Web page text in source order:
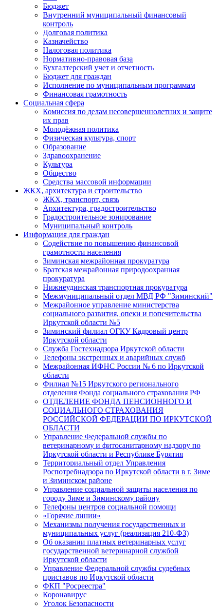
Бюджет
Внутренний муниципальный финансовый
контроль
Долговая политика
Казначейство
Налоговая политика
Нормативно-правовая база
Бухгалтерский учет и отчетность
Бюджет для граждан
Исполнение по муниципальным программам
Финансовая грамотность
Социальная сфера
Комиссия по делам несовершеннолетних и защите
их прав
Молодёжная политика
Физическая культура, спорт
Образование
Здравоохранение
Культура
Общество
Средства массовой информации
ЖКХ, архитектура и строительство
ЖКХ, транспорт, связь
Архитектура, градостроительство
Градостроительное зонирование
Муниципальный контроль
Информация для граждан
Содействие по повышению финансовой
грамотности населения
Зиминская межрайонная прокуратура
Братская межрайонная природоохранная
прокуратура
Нижнеудинская транспортная прокуратура
Межмуниципальный отдел МВД РФ "Зиминский"
Межрайонное управление министерства
социального развития, опеки и попечительства
Иркутской области №5
Зиминский филиал ОГКУ Кадровый центр
Иркутской области
Служба Гостехнадзора Иркутской области
Телефоны экстренных и аварийных служб
Межрайонная ИФНС России № 6 по Иркутской
области
Филиал №15 Иркутского регионального
отделения Фонда социального страхования РФ
ОТДЕЛЕНИЕ ФОНДА ПЕНСИОННОГО И
СОЦИАЛЬНОГО СТРАХОВАНИЯ
РОССИЙСКОЙ ФЕДЕРАЦИИ ПО ИРКУТСКОЙ
ОБЛАСТИ
Управление Федеральной службы по
ветеринарному и фитосанитарному надзору по
Иркутской области и Республике Бурятия
Территориальный отдел Управления
Роспотребнадзора по Иркутской области в г. Зиме
и Зиминском районе
Управление социальной защиты населения по
городу Зиме и Зиминскому району
Телефоны центров социальной помощи
«Горячие линии»
Механизмы получения государственных и
муниципальных услуг (реализация 210-ФЗ)
Об оказании платных ветеринарных услуг
государственной ветеринарной службой
Иркутской области
Управление Федеральной службы судебных
приставов по Иркутской области
ФКП "Росреестра"
Коронавирус
Уголок Безопасности